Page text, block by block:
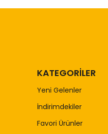
KATEGORİLER
Yeni Gelenler
İndirimdekiler
Favori Ürünler